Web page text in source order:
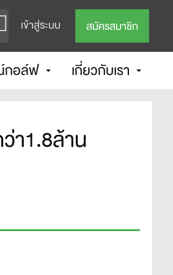
เข้าสู่ระบบ สมัครสมาชิก
อล์ฟ เกี่ยวกับเรา
า1.8ล้าน